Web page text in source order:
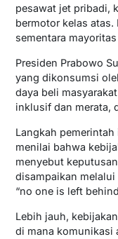
pesawat jet pribadi,
bermotor kelas
sementara
Presiden Prabowo
yang dikonsumsi
daya beli
inklusif dan merata,
Langkah
menilai bahwa
menyebut
disampaikan
“no one is left
Lebih jauh,
di mana komunikasi